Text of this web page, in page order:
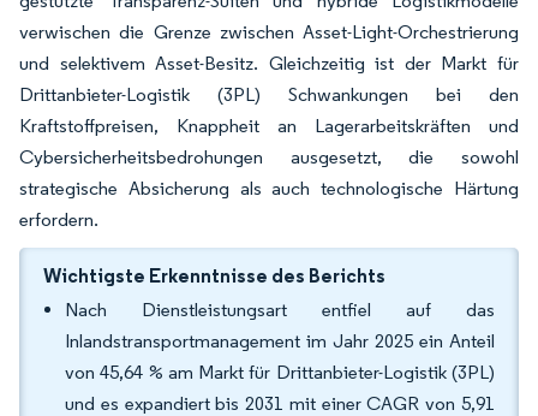
verwischen die Grenze zwischen Asset-Light-Orchestrierung
und selektivem Asset-Besitz. Gleichzeitig ist der Markt für
Drittanbieter-Logistik (3PL) Schwankungen bei den
Kraftstoffpreisen, Knappheit an Lagerarbeitskräften und
Cybersicherheitsbedrohungen ausgesetzt, die sowohl
strategische Absicherung als auch technologische Härtung
erfordern.
Wichtigste Erkenntnisse des Berichts
Nach Dienstleistungsart entfiel auf das
Inlandstransportmanagement im Jahr 2025 ein Anteil
von 45,64 % am Markt für Drittanbieter-Logistik (3PL)
und es expandiert bis 2031 mit einer CAGR von 5,91